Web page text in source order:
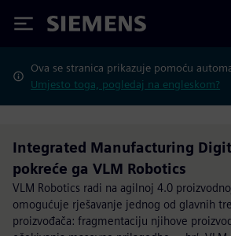
Siemens
Ova se stranica prikazuje pomoću
Umjesto toga, pogledaj na engleskom?
Integrated Manufacturing
pokreće ga VLM Robotics
VLM Robotics radi na agilnoj 4.0
omogućuje rješavanje jednog od glavnih
proizvođača: fragmentaciju njihove